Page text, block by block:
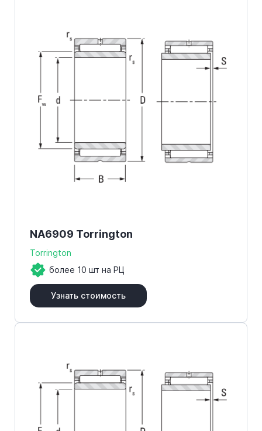
NA6909 Torrington
Torrington
более 10 шт на РЦ
Узнать стоимость